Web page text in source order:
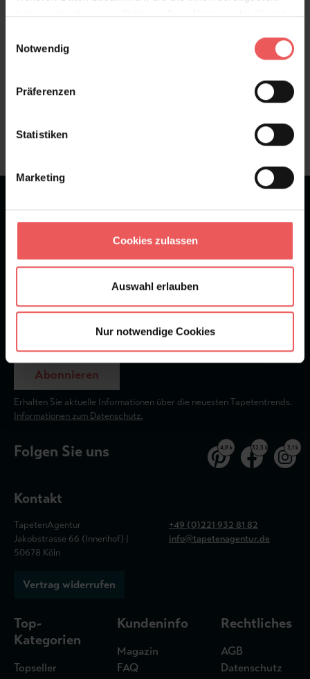
haben oder die sie im Rahmen Ihrer Nutzung der Dienste
Notwendig
Präferenzen
Statistiken
Marketing
Cookies zulassen
Auswahl erlauben
Nur notwendige Cookies
Sie haben Fragen zum Produkt?
+49 (0)221 932 81 82
★★★★★
Newsletter
Abonnieren
Erhalten Sie aktuelle Informationen über die neuesten Tapetentrends.
Informationen zum Datenschutz.
Folgen Sie uns 4,9 k 32,5 k 3,1 k
Kontakt
TapetenAgentur
Jakobstrasse 66 (Innenhof) |
50678 Köln
+49 (0)221 932 81 82
info@tapetenagentur.de
Vertrag widerrufen
Top-
Kategorien
Topseller
Kundeninfo
Magazin
FAQ
Rechtliches
AGB
Datenschutz